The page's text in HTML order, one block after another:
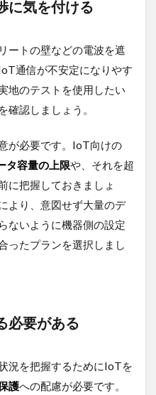
に気を付ける
ートの壁などの電波を遮
通信が不安定になりやす
地のテストを使用したい
確認しましょう。
が必要です。IoT向けの
タ容量の上限や、それを超
に把握しておきましょ
より、意図せず大量のデ
ないように機器側の設定
ったプランを選択しまし
必要がある
況を把握するためにIoTを
護への配慮が必要です。